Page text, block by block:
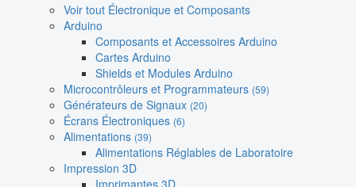
Voir tout Électronique et Composants
Arduino
Composants et Accessoires Arduino
Cartes Arduino
Shields et Modules Arduino
Microcontrôleurs et Programmateurs (59)
Générateurs de Signaux (20)
Écrans Électroniques (6)
Alimentations (39)
Alimentations Réglables de Laboratoire
Impression 3D
Imprimantes 3D